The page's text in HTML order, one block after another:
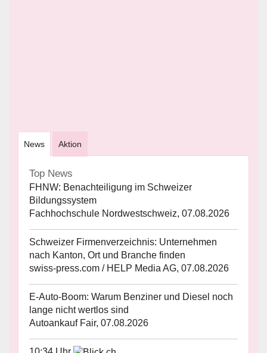
News Aktion
Top News
FHNW: Benachteiligung im Schweizer
Bildungssystem
Fachhochschule Nordwestschweiz, 07.08.2026
Schweizer Firmenverzeichnis: Unternehmen
nach Kanton, Ort und Branche finden
swiss-press.com / HELP Media AG, 07.08.2026
E-Auto-Boom: Warum Benziner und Diesel noch
lange nicht wertlos sind
Autoankauf Fair, 07.08.2026